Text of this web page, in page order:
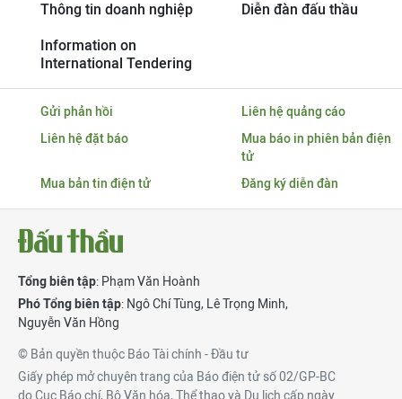
Thông tin doanh nghiệp Diễn đàn đấu thầu
Information on
International Tendering
Gửi phản hồi
Liên hệ quảng cáo
Liên hệ đặt báo
Mua báo in phiên bản điện
tử
Mua bản tin điện tử
Đăng ký diễn đàn
Tổng biên tập: Phạm Văn Hoành
Phó Tổng biên tập: Ngô Chí Tùng, Lê Trọng Minh,
Nguyễn Văn Hồng
© Bản quyền thuộc Báo Tài chính - Đầu tư
Giấy phép mở chuyên trang của Báo điện tử số 02/GP-BC
do Cục Báo chí, Bộ Văn hóa, Thể thao và Du lịch cấp ngày